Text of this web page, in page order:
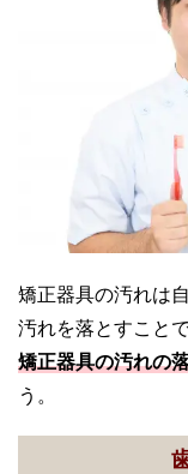
矯正器具の汚れは
汚れを落とすこと
矯正器具の汚れの
う。